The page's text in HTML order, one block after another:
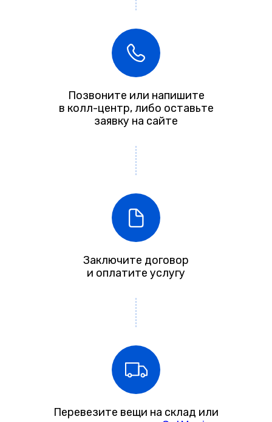
Позвоните или напишите
в колл-центр, либо оставьте
заявку на сайте
Заключите договор
и оплатите услугу
Перевезите вещи на склад или